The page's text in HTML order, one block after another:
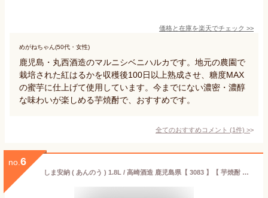
価格と在庫を楽天でチェック >>
めがねちゃん(50代・女性)
鹿児島・丸西酒造のマルニシベニハルカです。地元の農園で
栽培された紅はるかを収穫後100日以上熟成させ、糖度MAX
の蜜芋に仕上げて使用しています。今までにない濃密・濃醇
な味わいが楽しめる芋焼酎で、おすすめです。
全てのおすすめコメント (1件) >
no. 6
しま安納 ( あんのう ) 1.8L / 高崎酒造 鹿児島県【 3083 】【 芋焼酎 】【 ハロウィン 贈り物 ギフト プレゼント 】